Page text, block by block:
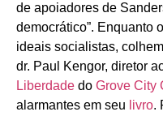
de apoiadores de
democrático”. Enquanto
ideais socialistas,
dr. Paul Kengor, diretor
Liberdade do Grove City
alarmantes em seu livro.